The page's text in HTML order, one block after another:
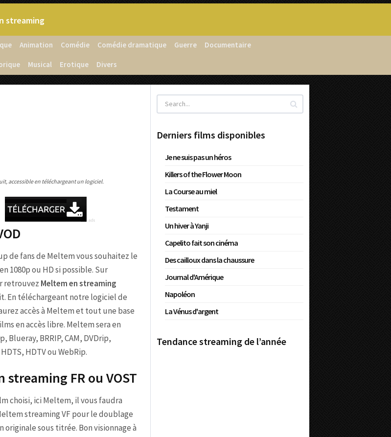
streaming
Animation Comédie Comédie dramatique Guerre Documentaire
Musical Erotique Divers
accessible en téléchargeant un logiciel.
de fans de Meltem vous souhaitez le
1080p ou HD si possible. Sur
retrouvez Meltem en streaming
En téléchargeant notre logiciel de
accès à Meltem et tout une base
en accès libre. Meltem sera en
Blueray, BRRIP, CAM, DVDrip,
HDTV ou WebRip.
streaming FR ou VOST
choisi, ici Meltem, il vous faudra
streaming VF pour le doublage
originale sous titrée. Bon visionnage à
Derniers films disponibles
Je ne suis pas un héros
Killers of the Flower Moon
La Course au miel
Testament
Un hiver à Yanji
Capelito fait son cinéma
Des cailloux dans la chaussure
Journal d'Amérique
Napoléon
La Vénus d'argent
Tendance streaming de l’année